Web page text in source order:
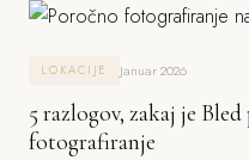
LOKACIJE Januar 2026
5 razlogov, zakaj je
fotografiranje